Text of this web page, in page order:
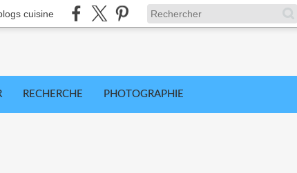
cuisine
RECHERCHE PHOTOGRAPHIE